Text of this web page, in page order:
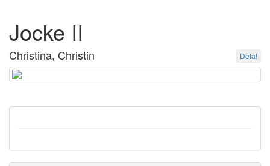
Jocke II
Christina, Christin Dela!